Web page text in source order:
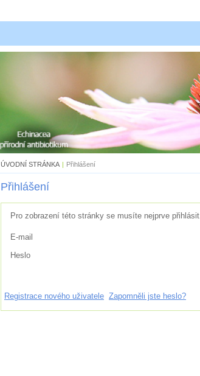
ÚVODNÍ STRÁNKA | Přihlášení
Přihlášení
Pro zobrazení této stránky se musíte nejprve přihlásit.
E-mail
Heslo
Registrace nového uživatele Zapomněli jste heslo?